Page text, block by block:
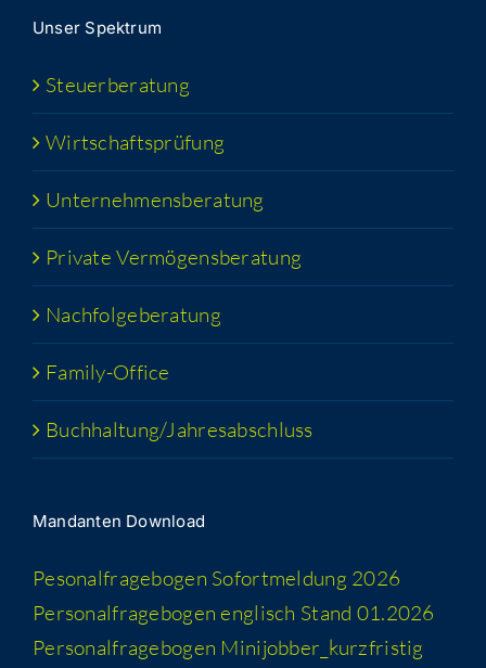
Unser Spek­trum
Steu­er­be­ra­tung
Wirt­schafts­prü­fung
Unter­neh­mens­be­ra­tung
Pri­va­te Vermögensberatung
Nach­fol­ge­be­ra­tung
Fami­­ly-Office
Buchhaltung/​​Jahresabschluss
Man­dan­ten Download
Peso­nal­fra­ge­bo­gen Sofort­mel­dung 2026
Per­so­nal­fra­ge­bo­gen eng­lisch Stand 01.2026
Per­so­nal­fra­ge­bo­gen Minijobber_​kurzfristig